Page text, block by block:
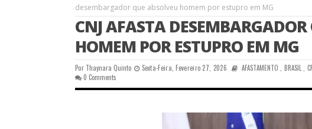
desembargador que absolveu homem por estupro em MG
CNJ AFASTA
HOMEM POR ESTUPRO EM MG
Por Thaynara Quinto Sexta-Feira, Fevereiro 27, 2026 AFASTAMENTO BRASIL
0 Comments